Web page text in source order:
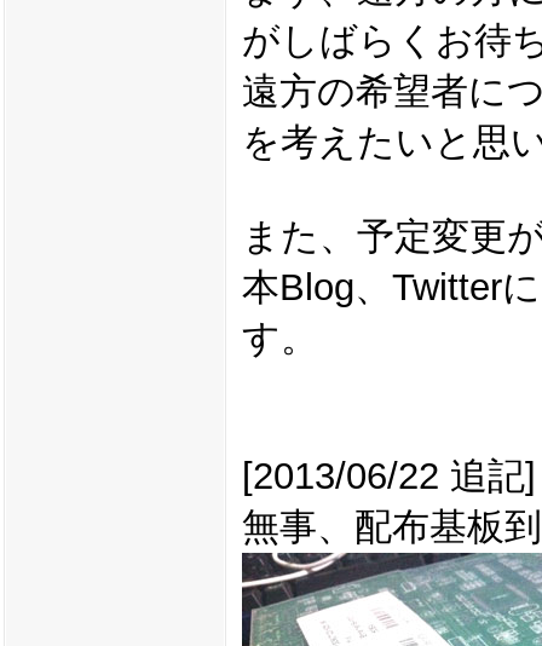
がしばらくお待
遠方の希望者に
を考えたいと思
また、予定変更
本Blog、Twitter
す。
[2013/06/22 追記]
無事、配布基板